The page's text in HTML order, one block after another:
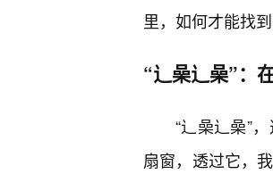
里，如何才能找
“辶喿辶喿”：
“辶喿辶喿”
扇窗，透过它，